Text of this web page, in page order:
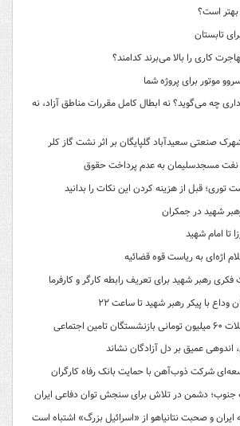
است؟
تابستان
کاری را بالا می‌برند کدامند؟
موتور برای پروژه شما
چه می‌گوید؟ نه ابطال کامل مقررات مناطق آزاد، نه
نفت مسجدسلیمان به عدم پرداخت حقوق
قبل از هزینه کردن این نکات را بدانید
شهید در جمکران
تا امام شهید
اژه‌ای به ریاست قوه‌ قضائیه
رهبر شهید برای تعریف رابطه کارگر و کارفرما
وداع با پیکر رهبر شهید تا ساعت ۲۲
اجتماعی
عمیق بر دل آزادگان نشاند
شرکت ذوب‌آهن با حمایت‌ بانک رفاه کارگران
جنوب؛ دشمن در تلاش برای سنجش توان دفاعی ایران
ایران و صحبت نتانیاهو از «اسرائیل بزرگ» اشتباه است